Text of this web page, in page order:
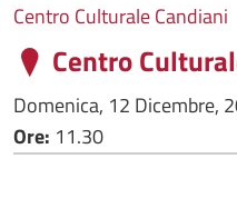
Centro Culturale Candiani
Centro
Domenica, 12 Dicembre,
Ore: 11.30